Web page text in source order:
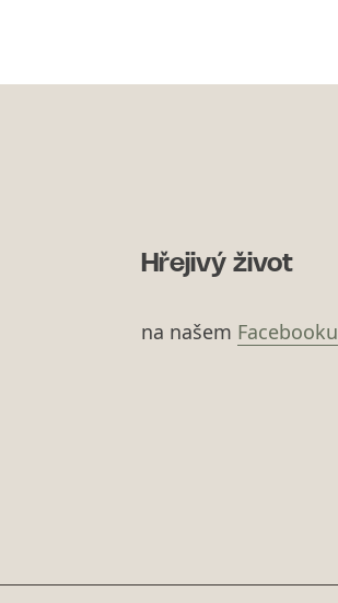
Hřejivý život
na našem Facebooku